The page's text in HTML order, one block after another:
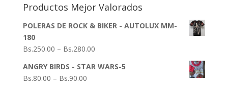
Productos Mejor Valorados
POLERAS DE ROCK & BIKER - AUTOLUX MM-
180
Bs.250.00 – Bs.280.00
ANGRY BIRDS - STAR WARS-5
Bs.80.00 – Bs.90.00